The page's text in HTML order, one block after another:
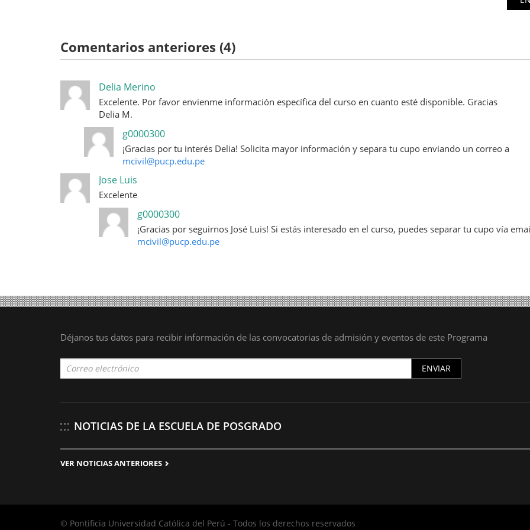
Comentarios anteriores (4)
Delia Merino
Excelente. Por favor envienme información específica del curso en cuanto esté disponible. Gracias
Delia M.
g0000300
¡Gracias por tu interés Delia! Solicita mayor información y separa tu cupo enviando un correo a
mcivil@pucp.edu.pe
Jose Luis
Excelente
g0000300
¡Gracias por seguirnos José Luis! Si estás interesado en el curso, puedes separar tu cupo vía
mcivil@pucp.edu.pe
Déjanos tus datos para recibir información de las convocatorias de admisión y eventos de este Programa
ENVIAR
NOTICIAS DE LA ESCUELA DE POSGRADO
VER NOTICIAS ANTERIORES
© Pontificia Universidad Católica del Perú - Todos los derechos reservados